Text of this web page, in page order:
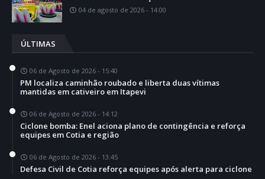
04 de agosto de 2026 - 14:00
ÚLTIMAS
06 de Agosto de 2026 - 15:40
PM localiza caminhão roubado e liberta duas vítimas
mantidas em cativeiro em Itapevi
06 de Agosto de 2026 - 14:12
Ciclone bomba: Enel aciona plano de contingência e reforça
equipes em Cotia e região
06 de Agosto de 2026 - 13:45
Defesa Civil de Cotia reforça equipes após alerta para ciclone